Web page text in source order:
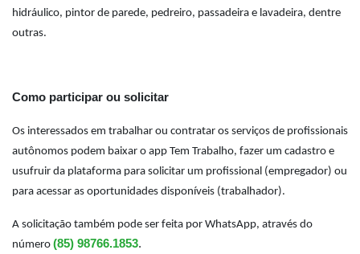
hidráulico, pintor de parede, pedreiro, passadeira e lavadeira, dentre
outras.
Como participar ou solicitar
Os interessados em trabalhar ou contratar os serviços de profissionais
autônomos podem baixar o app Tem Trabalho, fazer um cadastro e
usufruir da plataforma para solicitar um profissional (empregador) ou
para acessar as oportunidades disponíveis (trabalhador).
A solicitação também pode ser feita por WhatsApp, através do
número (85) 98766.1853.